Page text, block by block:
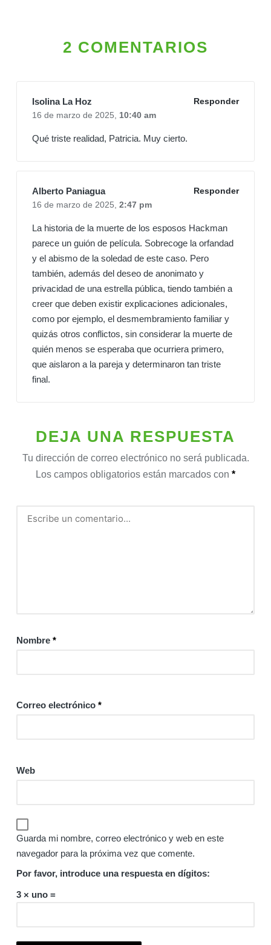
2 COMENTARIOS
Isolina La Hoz
Responder
16 de marzo de 2025, 10:40 am
Qué triste realidad, Patricia. Muy cierto.
Alberto Paniagua
Responder
16 de marzo de 2025, 2:47 pm
La historia de la muerte de los esposos Hackman
parece un guión de película. Sobrecoge la orfandad
y el abismo de la soledad de este caso. Pero
también, además del deseo de anonimato y
privacidad de una estrella pública, tiendo también a
creer que deben existir explicaciones adicionales,
como por ejemplo, el desmembramiento familiar y
quizás otros conflictos, sin considerar la muerte de
quién menos se esperaba que ocurriera primero,
que aislaron a la pareja y determinaron tan triste
final.
DEJA UNA RESPUESTA
Tu dirección de correo electrónico no será publicada.
Los campos obligatorios están marcados con *
Nombre *
Correo electrónico *
Web
Guarda mi nombre, correo electrónico y web en este
navegador para la próxima vez que comente.
Por favor, introduce una respuesta en dígitos:
3 × uno =